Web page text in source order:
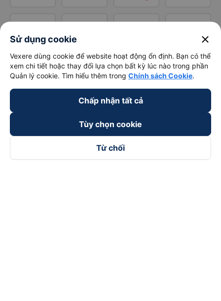
Sử dụng cookie close
Vexere dùng cookie để website hoạt động ổn định. Bạn có thể
xem chi tiết hoặc thay đổi lựa chọn bất kỳ lúc nào trong phần
Quản lý cookie. Tìm hiểu thêm trong Chính sách Cookie.
Chấp nhận tất cả
Tùy chọn cookie
Từ chối